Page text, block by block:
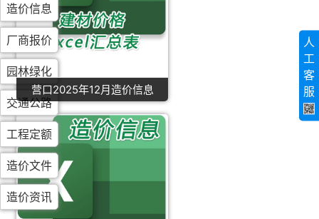
营口2025年12月造价信息
造价信息
厂商报价
园林绿化
交通公路
工程定额
造价文件
造价资讯
人
工
客
服